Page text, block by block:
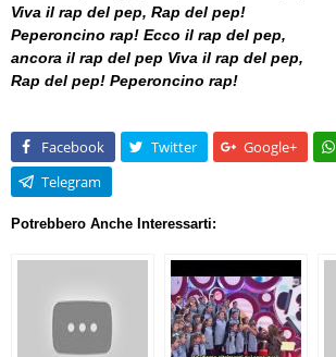
Viva il rap del pep, Rap del pep!
Peperoncino rap! Ecco il rap del pep,
ancora il rap del pep Viva il rap del pep,
Rap del pep! Peperoncino rap!
Facebook Twitter Google+
Telegram
Potrebbero Anche Interessarti: